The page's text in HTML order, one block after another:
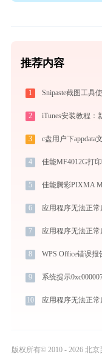
推荐内容
1
2 iTunes安装教程：
3 c盘用户下appdata
4 佳能MF4012G打
5
6 应用程序无法正常
7 应用程序无法正常
8
9 系统提示
10 应用程序无法正常
版权所有© 2010 - 2026 北